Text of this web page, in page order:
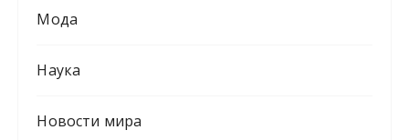
Мода
Наука
Новости мира